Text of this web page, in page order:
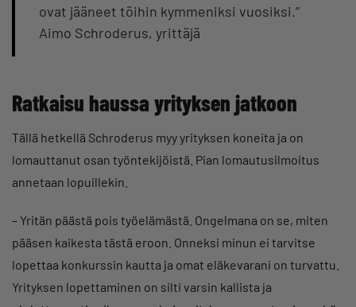
ovat jääneet töihin kymmeniksi vuosiksi.”
Aimo Schroderus, yrittäjä
Ratkaisu haussa yrityksen jatkoon
Tällä hetkellä Schroderus myy yrityksen koneita ja on
lomauttanut osan työntekijöistä. Pian lomautusilmoitus
annetaan lopuillekin.
– Yritän päästä pois työelämästä. Ongelmana on se, miten
pääsen kaikesta tästä eroon. Onneksi minun ei tarvitse
lopettaa konkurssin kautta ja omat eläkevarani on turvattu.
Yrityksen lopettaminen on silti varsin kallista ja